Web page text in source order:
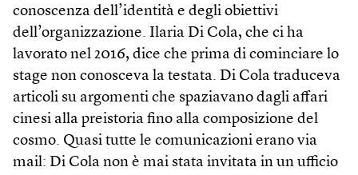
conoscenza dell’identità e degli obiettivi
dell’organizzazione. Ilaria Di Cola, che ci ha
lavorato nel 2016, dice che prima di cominciare lo
stage non conosceva la testata. Di Cola traduceva
articoli su argomenti che spaziavano dagli affari
cinesi alla preistoria fino alla composizione del
cosmo. Quasi tutte le comunicazioni erano via
mail: Di Cola non è mai stata invitata in un ufficio